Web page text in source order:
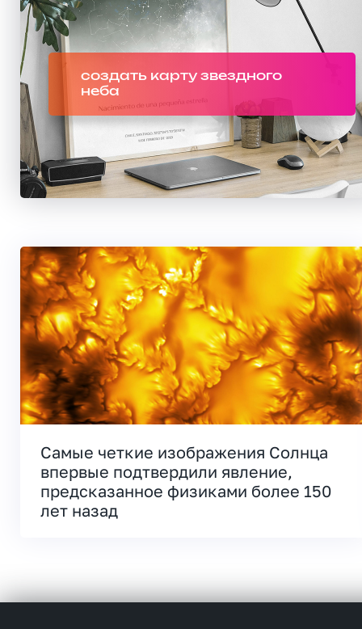
создать карту звездного
неба
Самые четкие изображения Солнца
впервые подтвердили явление,
предсказанное физиками более 150
лет назад